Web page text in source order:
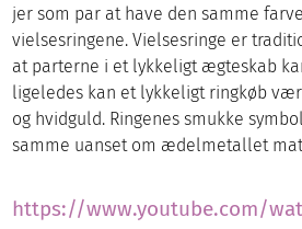
jer som par at have den samme
vielsesringene. Vielsesringe er
at parterne i et lykkeligt ægteskab
ligeledes kan et lykkeligt ringkøb
og hvidguld. Ringenes smukke
samme uanset om ædelmetallet
https://www.youtube.com/